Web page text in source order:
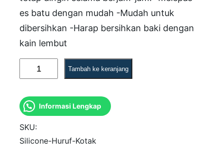
es batu dengan mudah -Mudah untuk
dibersihkan -Harap bersihkan baki dengan
kain lembut
u
a
n
t
i
Tambah ke keranjang
Informasi Lengkap
SKU:
Silicone-Huruf-Kotak